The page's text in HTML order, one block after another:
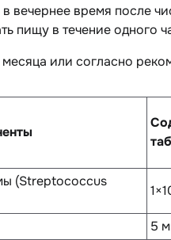
вечернее время после
пищу в течение одного
или согласно
(Streptococcus
5